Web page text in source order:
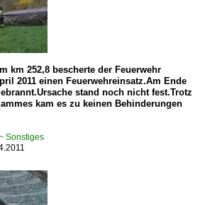
km 252,8 bescherte der Feuerwehr
2011 einen Feuerwehreinsatz.Am Ende
stand noch nicht fest.Trotz
kam es zu keinen Behinderungen
Sonstiges